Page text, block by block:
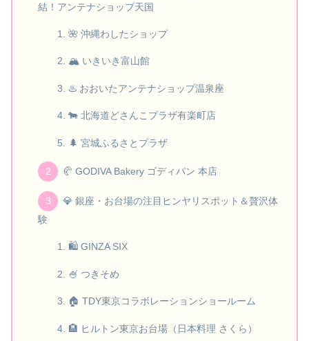
結！アンテナショップ天国
🌺 沖縄わしたショップ
🏔️ いきいき富山館
♨️ おおいたアンテナショップ温泉座
🐄 北海道どさんこプラザ有楽町店
🌲 宮城ふるさとプラザ
🥐 GODIVA Bakery ゴディパン 本店
💎 銀座・お台場の注目ヒンヤリスポット＆贅沢体
験
🛍️ GINZA SIX
🍧 つきそめ
🏠 TDY東京コラボレーションショールーム
🏨 ヒルトン東京お台場（日本料理 さくら）